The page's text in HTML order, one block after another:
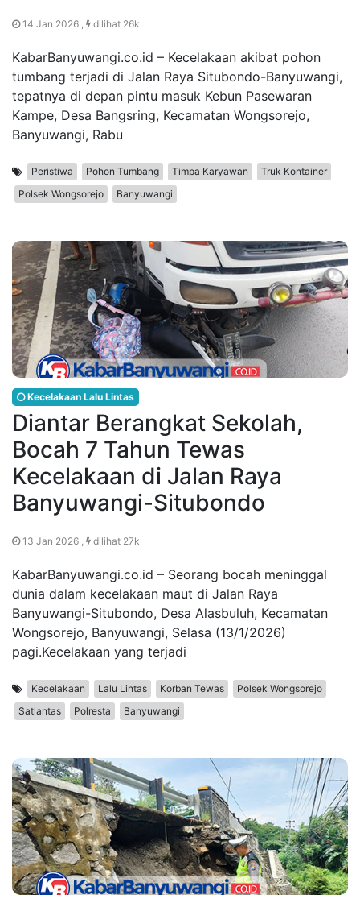
14 Jan 2026 , dilihat 26k
KabarBanyuwangi.co.id – Kecelakaan akibat pohon
tumbang terjadi di Jalan Raya Situbondo-Banyuwangi,
tepatnya di depan pintu masuk Kebun Pasewaran
Kampe, Desa Bangsring, Kecamatan Wongsorejo,
Banyuwangi, Rabu
Peristiwa Pohon Tumbang Timpa Karyawan
Truk Kontainer
Polsek Wongsorejo
Banyuwangi
Kecelakaan Lalu Lintas
Diantar Berangkat Sekolah,
Bocah 7 Tahun Tewas
Kecelakaan di Jalan Raya
Banyuwangi-Situbondo
13 Jan 2026 , dilihat 27k
KabarBanyuwangi.co.id – Seorang bocah meninggal
dunia dalam kecelakaan maut di Jalan Raya
Banyuwangi-Situbondo, Desa Alasbuluh, Kecamatan
Wongsorejo, Banyuwangi, Selasa (13/1/2026)
pagi.Kecelakaan yang terjadi
Kecelakaan Lalu Lintas Korban Tewas
Polsek Wongsorejo
Satlantas
Polresta Banyuwangi